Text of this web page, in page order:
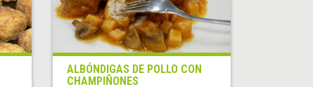
ALBÓNDIGAS DE POLLO CON
CHAMPIÑONES